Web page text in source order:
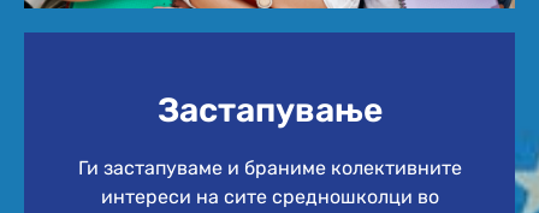
Застапување
Ги застапуваме и браниме колективните
интереси на сите средношколци во